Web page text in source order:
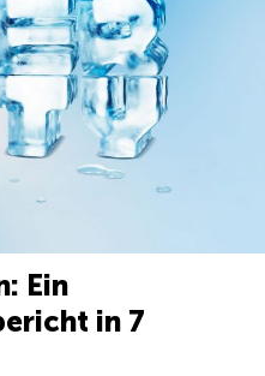
Ein
in 7